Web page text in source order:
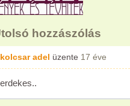
hozzászólás
kolcsar adel üzente 17 éve
erdekes..